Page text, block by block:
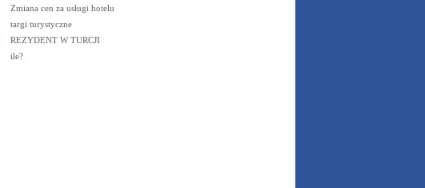
Zmiana cen za usługi hotelu
targi turystyczne
REZYDENT W TURCJI
ile?